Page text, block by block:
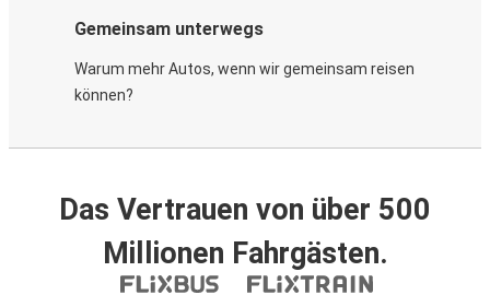
Gemeinsam unterwegs
Warum mehr Autos, wenn wir gemeinsam reisen
können?
Das Vertrauen von über 500
Millionen Fahrgästen.